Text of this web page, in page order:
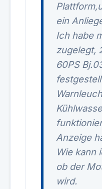
ein
Ich habe
zugelegt,
60PS
Anzeige
Wie kann
ob der
wird.